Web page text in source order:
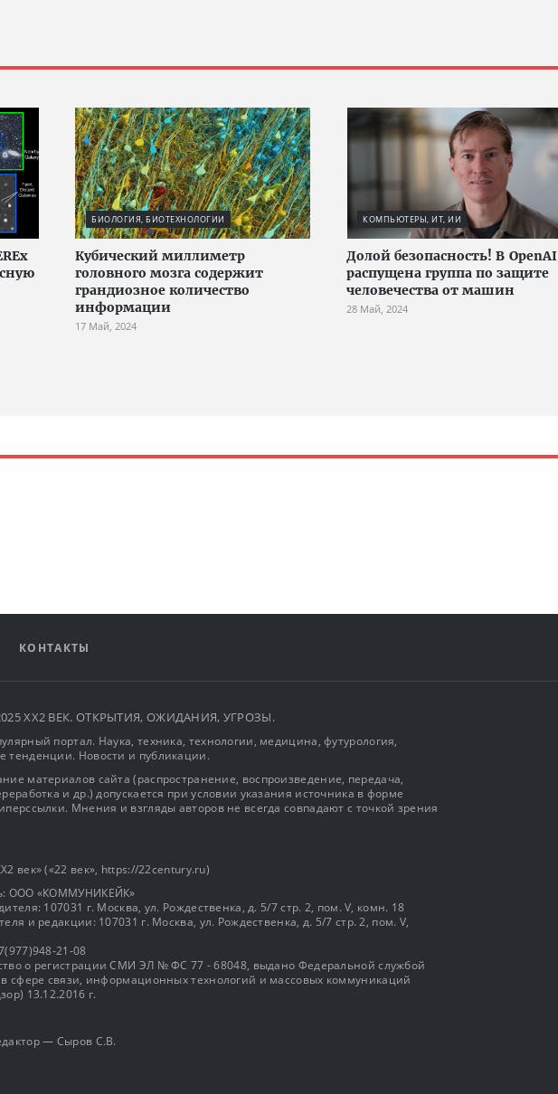
БИОЛОГИЯ, БИОТЕХНОЛОГИИ
Кубический миллиметр
головного мозга содержит
грандиозное количество
информации
17 Май, 2024
КОМПЬЮТЕРЫ, ИТ, ИИ
Долой безопасность! В OpenAI
распущена группа по защите
человечества от машин
28 Май, 2024
КОНТАКТЫ
XX2 ВЕК. ОТКРЫТИЯ, ОЖИДАНИЯ, УГРОЗЫ.
портал. Наука, техника, технологии, медицина, футурология,
тенденции. Новости и публикации.
материалов сайта (распространение, воспроизведение, передача,
и др.) допускается при условии указания источника в форме
Мнения и взгляды авторов не всегда совпадают с точкой зрения
век» («22 век», https://22century.ru)
OOO «КОММУНИКЕЙК»
107031 г. Москва, ул. Рождественка, д. 5/7 стр. 2, пом. V, комн. 18
и редакции: 107031 г. Москва, ул. Рождественка, д. 5/7 стр. 2, пом. V,
21-08
о регистрации СМИ ЭЛ № ФС 77 - 68048, выдано Федеральной службой
в сфере связи, информационных технологий и массовых коммуникаций
13.12.2016 г.
— Сыров С.В.